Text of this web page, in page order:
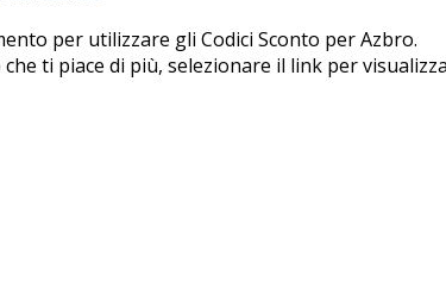
per utilizzare gli Codici Sconto per Azbro.
ti piace di più, selezionare il link per